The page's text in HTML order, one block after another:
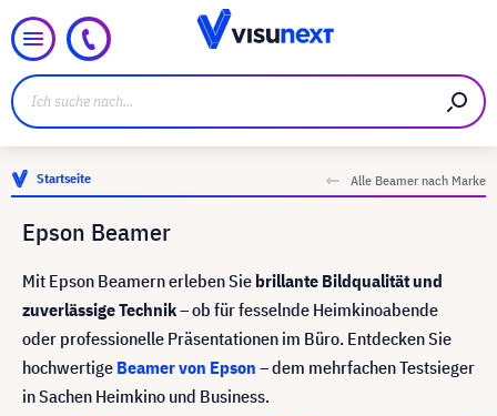
Startseite Alle Beamer nach Marke
Epson Beamer
Mit Epson Beamern erleben Sie brillante Bildqualität und
zuverlässige Technik– ob für fesselnde Heimkinoabende
oder professionelle Präsentationen im Büro. Entdecken Sie
hochwertige Beamer von Epson – dem mehrfachen Testsieger
in Sachen Heimkino und Business.